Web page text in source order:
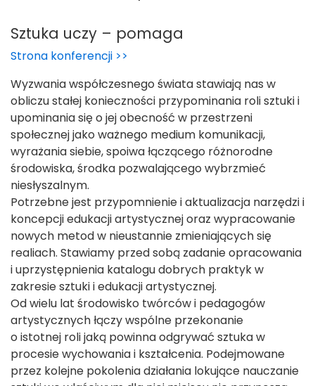
Sztuka uczy – pomaga
Strona konferencji >>
Wyzwania współczesnego świata stawiają nas w
obliczu stałej konieczności przypominania roli sztuki i
upominania się o jej obecność w przestrzeni
społecznej jako ważnego medium komunikacji,
wyrażania siebie, spoiwa łączącego różnorodne
środowiska, środka pozwalającego wybrzmieć
niesłyszalnym.
Potrzebne jest przypomnienie i aktualizacja narzędzi i
koncepcji edukacji artystycznej oraz wypracowanie
nowych metod w nieustannie zmieniających się
realiach. Stawiamy przed sobą zadanie opracowania
i uprzystępnienia katalogu dobrych praktyk w
zakresie sztuki i edukacji artystycznej.
Od wielu lat środowisko twórców i pedagogów
artystycznych łączy wspólne przekonanie
o istotnej roli jaką powinna odgrywać sztuka w
procesie wychowania i kształcenia. Podejmowane
przez kolejne pokolenia działania lokujące nauczanie